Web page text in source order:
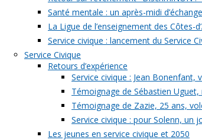
Santé mentale : un après-midi
La Ligue de l’enseignement des Côtes-
Service civique : lancement du Service
Service Civique
Retours d’expérience
Service civique : Jean Bonenfant,
Témoignage de Sébastien Uguet,
Témoignage de Zazie, 25 ans,
Service civique : pour Solenn, un
Les jeunes en service civique et 2050